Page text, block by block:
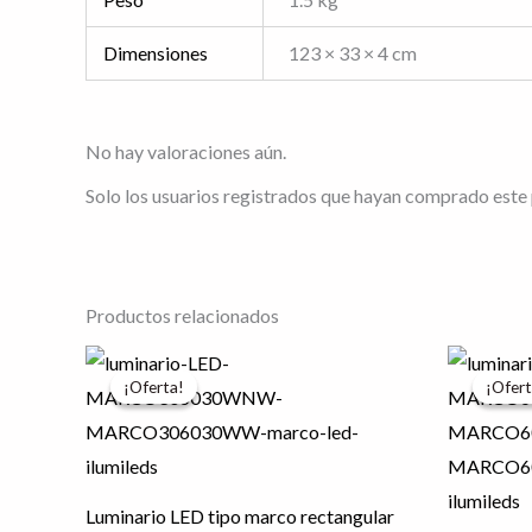
Dimensiones 123 × 33 × 4 cm
No hay valoraciones aún.
Solo los usuarios registrados que hayan comprado
Productos relacionados
¡Oferta!
¡Oferta!
Luminario LED tipo marco rectangular
precio
original
$741.63.
El
precio
actual
$593.31.